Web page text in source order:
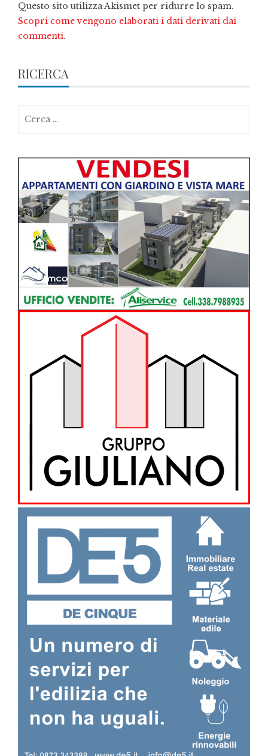
Questo sito utilizza Akismet per ridurre lo spam.
Scopri come vengono elaborati i dati derivati dai
commenti.
RICERCA